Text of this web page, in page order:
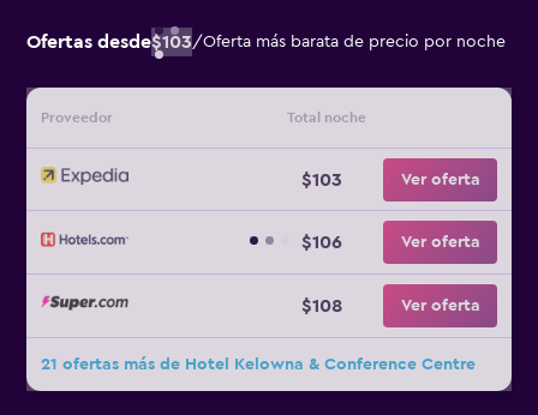
Ofertas desde$103/Oferta más barata de precio por noche
Proveedor Total noche
$103 Ver oferta
$106 Ver oferta
$108 Ver oferta
21 ofertas más de Hotel Kelowna & Conference Centre